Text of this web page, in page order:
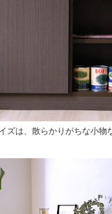
ズは、散らかりがちな小物